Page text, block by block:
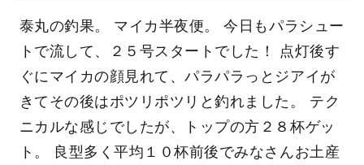
泰丸の釣果。 マイカ半夜便。 今日もパラシュー
トで流して、２５号スタートでした！ 点灯後す
ぐにマイカの顔見れて、パラパラっとジアイが
きてその後はポツリポツリと釣れました。 テク
ニカルな感じでしたが、トップの方２８杯ゲッ
ト。 良型多く平均１０杯前後でみなさんお土産